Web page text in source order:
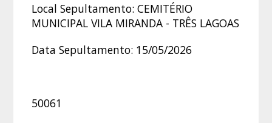
Local Sepultamento: CEMITÉRIO
MUNICIPAL VILA MIRANDA - TRÊS LAGOAS
Data Sepultamento: 15/05/2026
50061